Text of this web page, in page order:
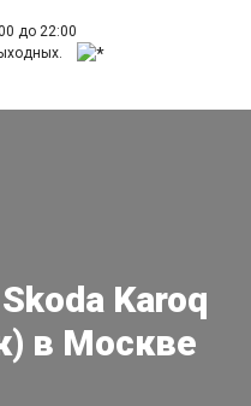
до 22:00
Karoq
в Москве